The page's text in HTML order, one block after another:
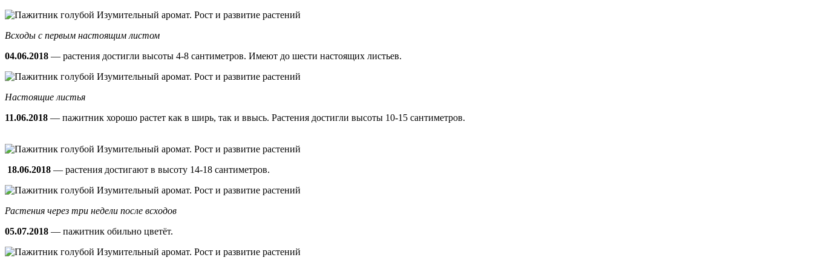
Всходы с первым настоящим листом
04.06.2018 — растения достигли высоты 4-8 сантиметров. Имеют до шести настоящих листьев.
Настоящие листья
11.06.2018 — пажитник хорошо растет как в ширь, так и ввысь. Растения достигли высоты 10-15 сантиметров.
18.06.2018 — растения достигают в высоту 14-18 сантиметров.
Растения через три недели после всходов
05.07.2018 — пажитник обильно цветёт.